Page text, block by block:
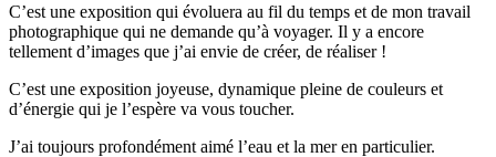
C’est une exposition qui évoluera au fil du temps et de mon travail
photographique qui ne demande qu’à voyager. Il y a encore
tellement d’images que j’ai envie de créer, de réaliser !
C’est une exposition joyeuse, dynamique pleine de couleurs et
d’énergie qui je l’espère va vous toucher.
J’ai toujours profondément aimé l’eau et la mer en particulier.